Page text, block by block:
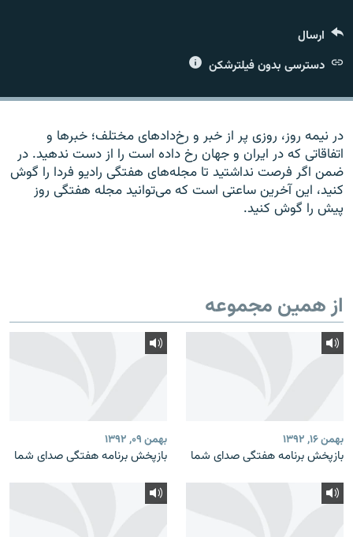
زبان‌های دیگر
ارسال
دسترسی بدون فیلترشکن
در نیمه روز، روزی پر از خبر و رخ‌دادهای مختلف؛ خبرها و
اتفاقاتی که در ایران و جهان رخ داده است را از دست ندهید. در
ضمن اگر فرصت نداشتید تا مجله‌های هفتگی رادیو فردا را گوش
کنید، این آخرین ساعتی است که می‌توانید مجله هفتگی روز
پیش را گوش کنید.
از همین مجموعه
بهمن ۱۶, ۱۳۹۲
بازپخش برنامه‌ هفتگی صدای شما
بهمن ۰۹, ۱۳۹۲
بازپخش برنامه‌ هفتگی صدای شما